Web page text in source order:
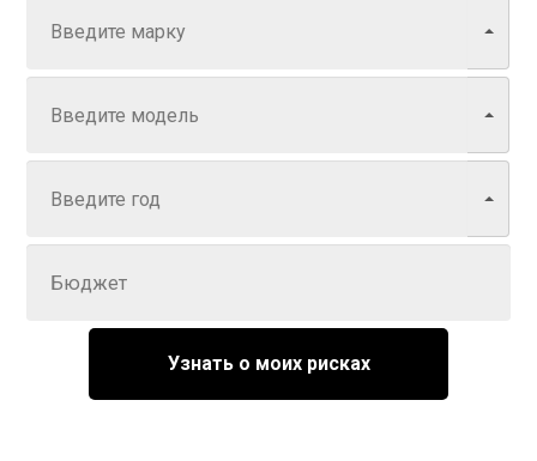
Узнать о моих рисках